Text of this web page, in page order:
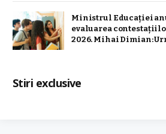
Ministrul Educației
evaluarea
2026. Mihai Dimian:
Stiri exclusive